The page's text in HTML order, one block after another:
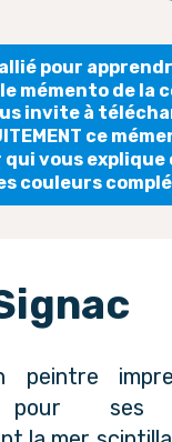
pour
mémento de la
invite à
ce
qui vous explique
couleurs
peintre
pour ses